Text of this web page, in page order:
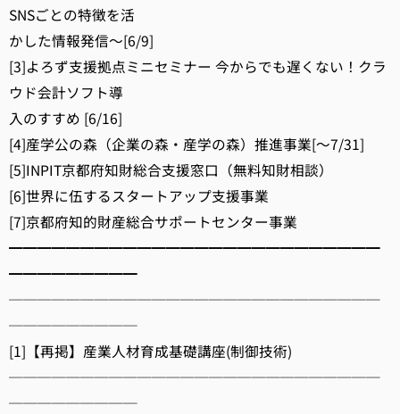
SNSごとの特徴を活
かした情報発信～[6/9]
[3]よろず支援拠点ミニセミナー 今からでも遅くない！クラ
ウド会計ソフト導
入のすすめ [6/16]
[4]産学公の森（企業の森・産学の森）推進事業[～7/31]
[5]INPIT京都府知財総合支援窓口（無料知財相談）
[6]世界に伍するスタートアップ支援事業
[7]京都府知的財産総合サポートセンター事業
━━━━━━━━━━━━━━━━━━━━━━━━━━
━━━━━━━━━
──────────────────────────
─────────
[1]【再掲】産業人材育成基礎講座(制御技術)
──────────────────────────
─────────